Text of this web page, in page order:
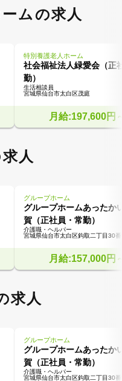
ムの求人
特別養護老人ホーム
社会福祉法人緑愛会（正
勤）
生活相談員
宮城県仙台市太白区茂庭
月給:197,600円
人
グループホーム
グループホームあったか
賀（正社員・常勤）
介護職・ヘルパー
宮城県仙台市太白区鈎取二丁目30
月給:157,000円
求人
グループホーム
グループホームあったか
賀（正社員・常勤）
介護職・ヘルパー
宮城県仙台市太白区鈎取二丁目30